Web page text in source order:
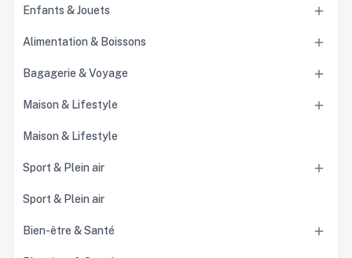
Enfants & Jouets 
Alimentation & Boissons 
Bagagerie & Voyage 
Maison & Lifestyle 
Maison & Lifestyle
Sport & Plein air 
Sport & Plein air
Bien-être & Santé 